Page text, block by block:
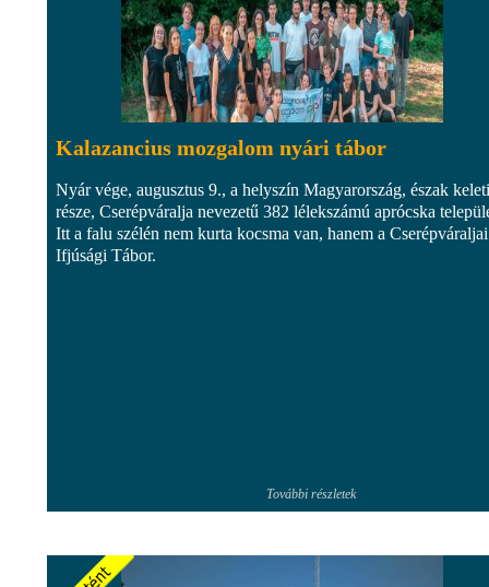
Kalazancius mozgalom nyári tábor
Nyár vége, augusztus 9., a helyszín Magyarország, észak keleti
része, Cserépváralja nevezetű 382 lélekszámú aprócska
Itt a falu szélén nem kurta kocsma van, hanem a Cserépváraljai
Ifjúsági Tábor.
További részletek